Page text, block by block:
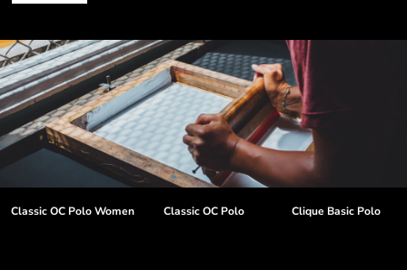
Classic OC Polo Women Classic OC Polo Clique Basic Polo